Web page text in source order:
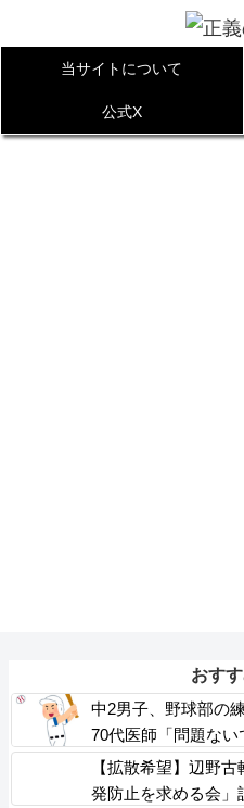
当サイトについて
公式X
おす
中2男子、野球部の
70代医師「問題な
生死亡
【拡散希望】辺野
発防止を求める会